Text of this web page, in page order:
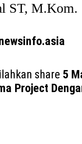
ST, M.Kom.
share 5
Project